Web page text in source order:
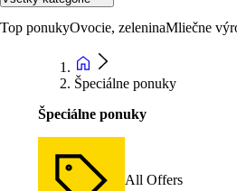
Top ponukyOvocie, zeleninaMliečne
Špeciálne ponuky
Špeciálne ponuky
All Offers